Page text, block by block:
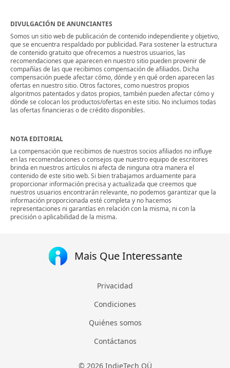
DIVULGACIÓN DE ANUNCIANTES
Somos un sitio web de publicación de contenido independiente y objetivo,
que se encuentra respaldado por publicidad. Para sostener la estructura
de contenido gratuito que ofrecemos a nuestros usuarios, las
recomendaciones que aparecen en nuestro sitio pueden provenir de
compañías de las que recibimos compensación de afiliados. Dicha
compensación puede afectar cómo, dónde y en qué orden aparecen las
ofertas en nuestro sitio. Otros factores, como nuestros propios
algoritmos patentados y datos propios, también pueden afectar cómo y
dónde se colocan los productos/ofertas en este sitio. No incluimos todas
las ofertas financieras o de crédito disponibles.
NOTA EDITORIAL
La compensación que recibimos de nuestros socios afiliados no influye
en las recomendaciones o consejos que nuestro equipo de escritores
brinda en nuestros artículos ni afecta de ninguna otra manera el
contenido de este sitio web. Si bien trabajamos arduamente para
proporcionar información precisa y actualizada que creemos que
nuestros usuarios encontrarán relevante, no podemos garantizar que la
información proporcionada esté completa y no hacemos
representaciones ni garantías en relación con la misma, ni con la
precisión o aplicabilidad de la misma.
Mais Que Interessante
Privacidad
Condiciones
Quiénes somos
Contáctanos
© 2026 IndieTech OÜ